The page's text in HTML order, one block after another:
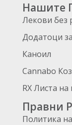
Нашите
Лекови без
Додатоци
Каноил
Cannabo
RX Листа
Правни
Политика